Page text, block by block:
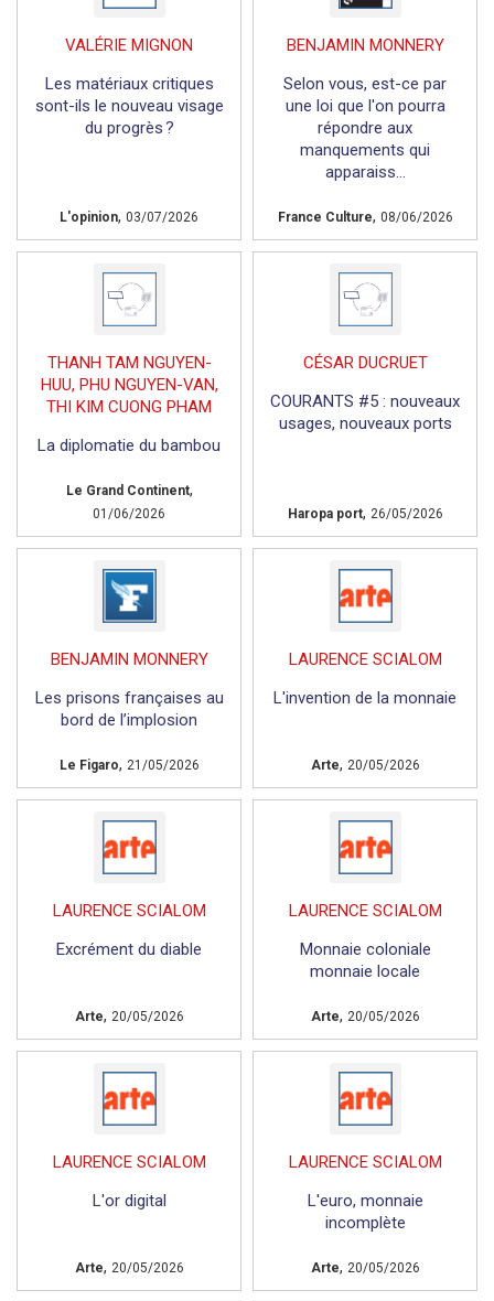
VALÉRIE MIGNON
Les matériaux critiques
sont-ils le nouveau visage
du progrès ?
L'opinion, 03/07/2026
BENJAMIN MONNERY
Selon vous, est-ce par
une loi que l'on pourra
répondre aux
manquements qui
apparaiss...
France Culture, 08/06/2026
THANH TAM NGUYEN-
HUU, PHU NGUYEN-VAN,
THI KIM CUONG PHAM
La diplomatie du bambou
Le Grand Continent,
01/06/2026
CÉSAR DUCRUET
COURANTS #5 : nouveaux
usages, nouveaux ports
Haropa port, 26/05/2026
BENJAMIN MONNERY
Les prisons françaises au
bord de l’implosion
Le Figaro, 21/05/2026
LAURENCE SCIALOM
L'invention de la monnaie
Arte, 20/05/2026
LAURENCE SCIALOM
Excrément du diable
Arte, 20/05/2026
LAURENCE SCIALOM
Monnaie coloniale
monnaie locale
Arte, 20/05/2026
LAURENCE SCIALOM
L'or digital
Arte, 20/05/2026
LAURENCE SCIALOM
L'euro, monnaie
incomplète
Arte, 20/05/2026